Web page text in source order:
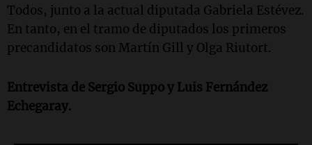
Todos, junto a la actual diputada Gabriela Estévez.
En tanto, en el tramo de diputados los primeros
precandidatos son Martín Gill y Olga Riutort.
Entrevista de Sergio Suppo y Luis Fernández
Echegaray.